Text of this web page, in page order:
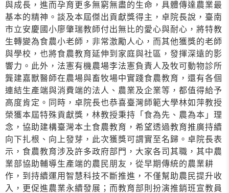
與成長，進而孕育更多無窮無盡的生命，具體傳達農業最
基本的精神。談及本屆傑出貢獻獎得主，卓院長說，臺南
市立安慶國小廖肇瑞教師付出無比的愛心與耐心，將特教
生轉變為食農小老師，非常激勵人心，而其他獲獎的老師
與學校，也將食農教育延伸到家庭與社區，發揮深遠的影
響力。此外，法憲有機農場李法憲負責人及牧可動物診所
龔建嘉獸醫師在農場與畜牧場中實踐食農教育，還有各個
連結生產端與消費端的法人、農業及企業等，都值得給予
高度肯定。同時，卓院長也恭喜臺灣師範大學林如萍教授
榮獲本屆特殊貢獻獎，林教授秉持「食為先、農為本」理
念，協助建構臺灣本土食農教育，希望透過教育推廣持續
向下扎根、向上發芽，此次獲獎可謂實至名歸。卓院長表
示，食農教育涉及許多政府部門，大家各司其職，其中農
業部協助輔導生產端的農民朋友，從早期傳統的農業耕
作，到持續運用智慧科技不斷推進，不僅幫助農民提升收
入，更促進農業永續發展；而教育部則扮演推銷班宣教員